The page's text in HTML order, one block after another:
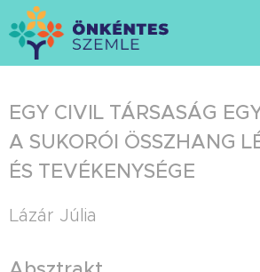
EGY CIVIL TÁRSASÁG
A SUKORÓI ÖSSZHANG
ÉS TEVÉKENYSÉGE
Lázár Júlia